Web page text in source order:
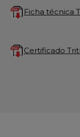
Ficha técnica
Certificado